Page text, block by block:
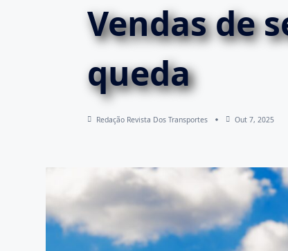
Vendas de
queda
Redação Revista Dos Transportes Out 7, 2025